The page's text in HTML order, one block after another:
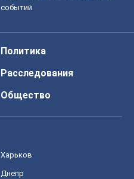
событий
Политика
Расследования
Общество
Харьков
Днепр